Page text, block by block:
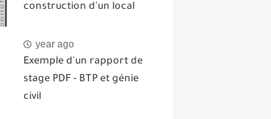
construction d'un local
year ago
Exemple d'un rapport de
stage PDF - BTP et génie
civil